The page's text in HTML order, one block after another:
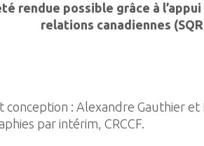
rendue possible grâce à
relations canadiennes
conception : Alexandre Gauthier
par intérim, CRCCF.